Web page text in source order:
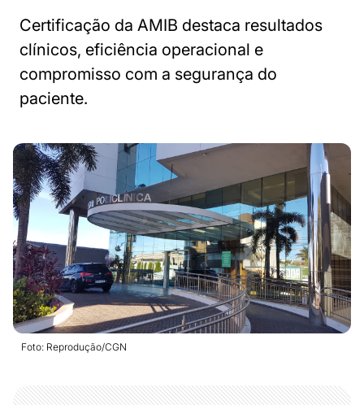
Certificação da AMIB destaca resultados
clínicos, eficiência operacional e
compromisso com a segurança do
paciente.
Foto: Reprodução/CGN